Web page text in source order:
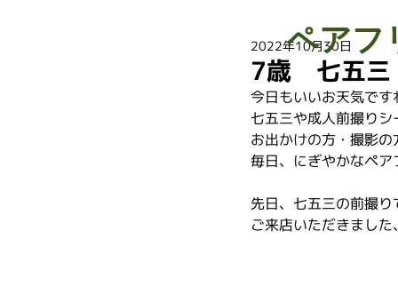
7歳 七五三
2022年10月30日
今日もいいお天気です
七五三や成人前撮りシ
お出かけの方・撮影の
毎日、にぎやかなペア
先日、七五三の前撮り
ご来店いただきました
ペアフ